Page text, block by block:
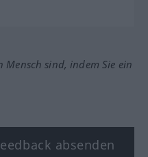
Mensch sind, indem Sie ein
absenden